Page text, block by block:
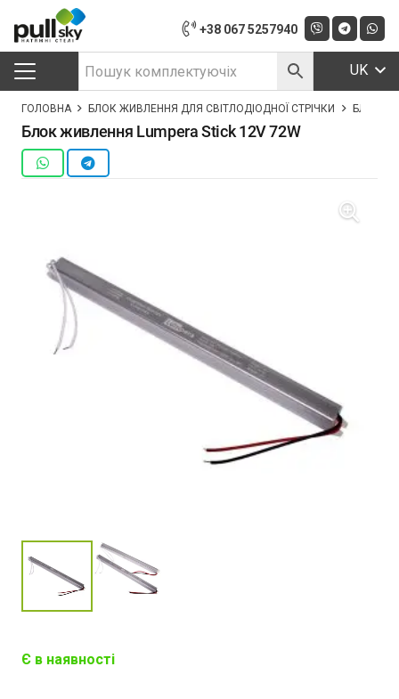
+38 067 5257940
UK
ГОЛОВНА БЛОК ЖИВЛЕННЯ ДЛЯ СВІТЛОДІОДНОЇ СТРІЧКИ БЛОК
Блок живлення Lumpera Stick 12V 72W
Є в наявності